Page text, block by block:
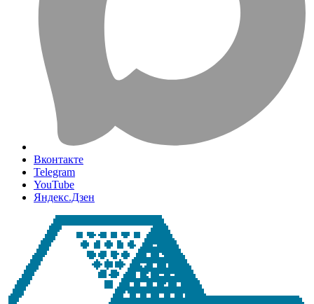
Вконтакте
Telegram
YouTube
Яндекс.Дзен